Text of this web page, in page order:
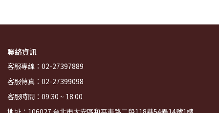
聯絡資訊
客服專線：02-27397889
客服傳真：02-27399098
客服時間：09:30 ~ 18:00